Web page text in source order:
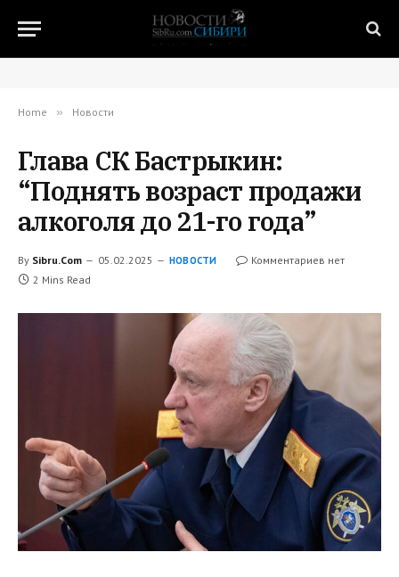
Home » Новости
Глава СК Бастрыкин:
“Поднять возраст продажи
алкоголя до 21-го года”
By Sibru.Com 05.02.2025 НОВОСТИ
Комментариев нет
2 Mins Read